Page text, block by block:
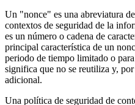
Un "nonce" es una abreviatura
contextos de seguridad de la
es un número o cadena de
principal característica de un
periodo de tiempo limitado o
significa que no se reutiliza y,
adicional.
Una política de seguridad de